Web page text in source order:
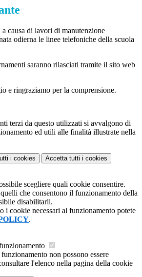
a causa di lavori di manutenzione
odierna le linee telefoniche della scuola
saranno rilasciati tramite il sito web
e ringraziamo per la comprensione.
terzi da questo utilizzati si avvalgono di
ed utili alle finalità illustrate nella
i cookies Accetta tutti i cookies
scegliere quali cookie consentire.
che consentono il funzionamento della
disabilitarli.
i cookie necessari al funzionamento potete
.
non possono essere
l'elenco nella pagina della cookie